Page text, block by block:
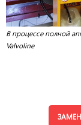
В процессе полной
Valvoline